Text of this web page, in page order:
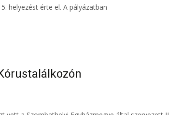
helyezést érte el. A pályázatban